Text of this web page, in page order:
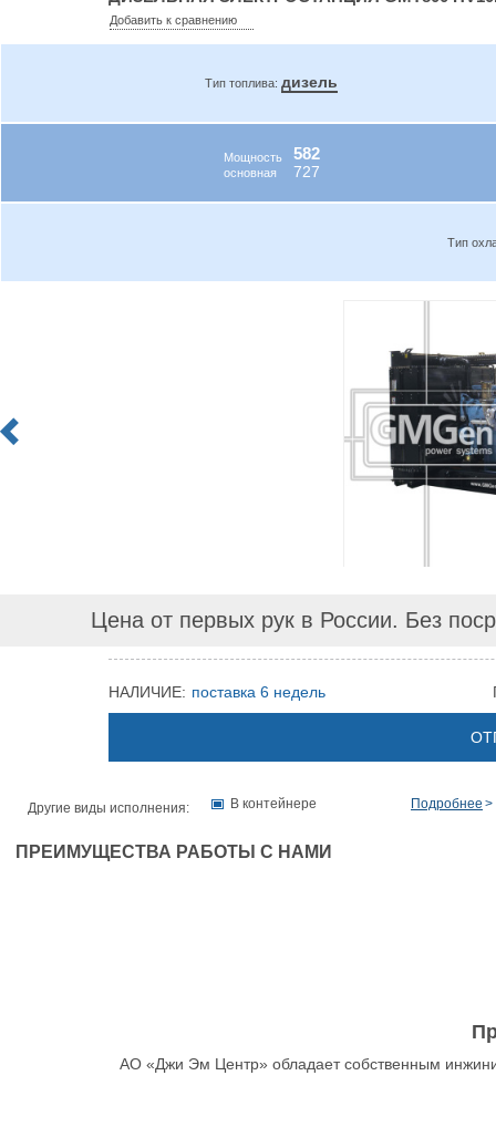
Добавить к сравнению
Тип топлива: дизель
Мощность
основная
582
727
Тип
Цена от первых рук в России. Без
НАЛИЧИЕ: поставка 6 недель
Другие виды исполнения: В контейнере Подробнее
ПРЕИМУЩЕСТВА РАБОТЫ С НАМИ
АО «Джи Эм Центр» обладает собственным